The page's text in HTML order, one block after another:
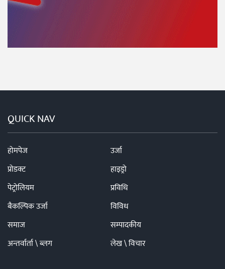
QUICK NAV
होमपेज
उर्जा
प्रोडक्ट
हाइड्रो
पेट्रोलियम
प्रविधि
बैकल्पिक उर्जा
विविध
समाज
सम्पादकीय
अन्तर्वार्ता \ ब्लग
लेख \ विचार